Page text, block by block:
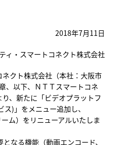
2018年7月11日
ィ・スマートコネクト株式会社
クト株式会社（本社：大阪市
、以下、ＮＴＴスマートコネ
、新たに「ビデオプラットフ
)」をメニュー追加し、
ム）をリニューアルいたしま
なる機能（動画エンコード、